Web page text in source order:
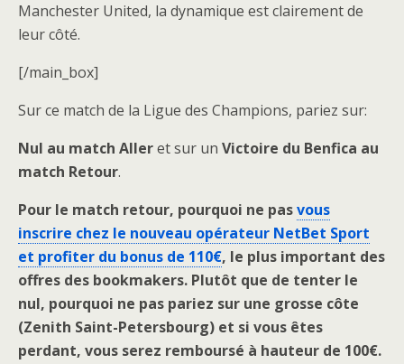
Manchester United, la dynamique est clairement de
leur côté.
[/main_box]
Sur ce match de la Ligue des Champions, pariez sur:
Nul au match Alleret sur un Victoire du Benfica au
match Retour.
Pour le match retour, pourquoi ne pasvous
inscrire chez le nouveau opérateur NetBet Sport
et profiter du bonus de 110€, le plus important des
offres des bookmakers. Plutôt que de tenter le
nul, pourquoi ne pas pariez sur une grosse côte
(Zenith Saint-Petersbourg) et si vous êtes
perdant, vous serez remboursé à hauteur de 100€.